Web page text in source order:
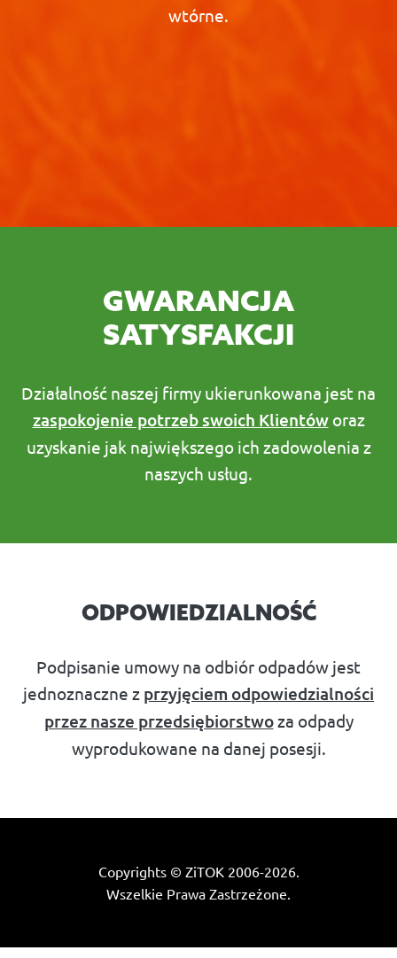
wtórne.
GWARANCJA
SATYSFAKCJI
Działalność naszej firmy ukierunkowana jest na
zaspokojenie potrzeb swoich Klientóworaz
uzyskanie jak największego ich zadowolenia z
naszych usług.
ODPOWIEDZIALNOŚĆ
Podpisanie umowy na odbiór odpadów jest
jednoznaczne z przyjęciem odpowiedzialności
przez nasze przedsiębiorstwoza odpady
wyprodukowane na danej posesji.
Copyrights © ZiTOK 2006-2026.
Wszelkie Prawa Zastrzeżone.